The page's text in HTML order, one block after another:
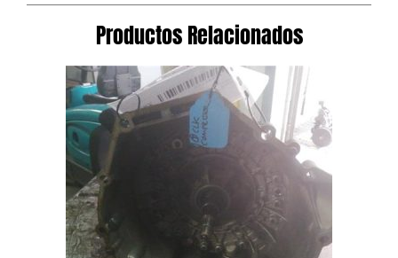
Productos Relacionados